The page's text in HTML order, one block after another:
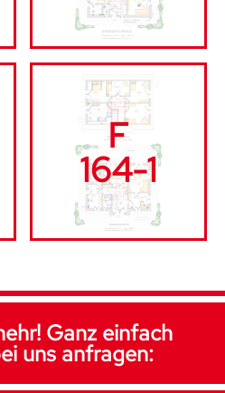
F
164-1
Ganz einfach
uns anfragen: